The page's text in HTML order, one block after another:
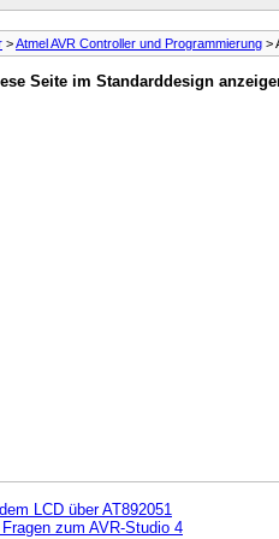
>Atmel AVR Controller und Programmierung >
Seite im Standarddesign
LCD über AT892051
zum AVR-Studio 4